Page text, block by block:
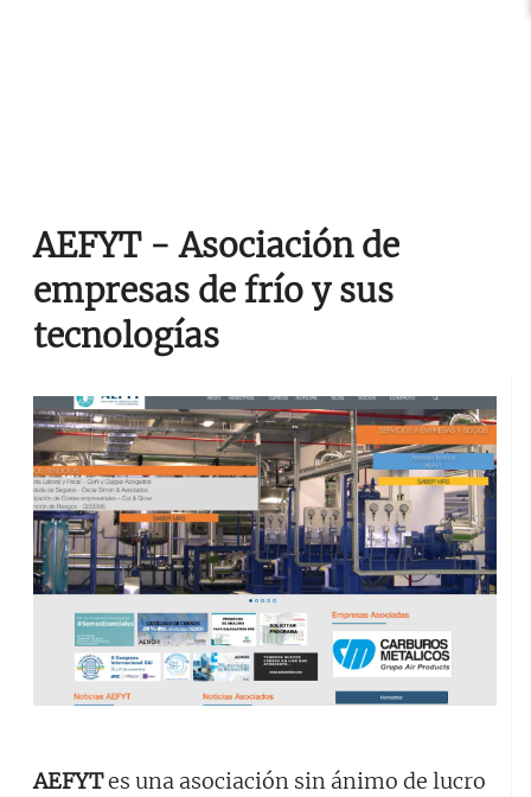
AEFYT - Asociación de
empresas de frío y sus
tecnologías
AEFYTes una asociación sin ánimo de lucro